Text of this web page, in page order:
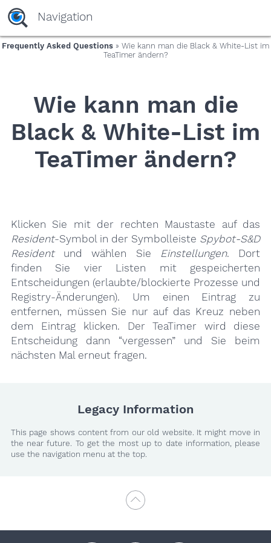
yaaaeag20
Navigation
Frequently Asked Questions » Wie kann man die Black & White-List im
TeaTimer ändern?
Wie kann man die
Black & White-List im
TeaTimer ändern?
Klicken Sie mit der rechten Maustaste auf das
Resident-Symbol in der Symbolleiste Spybot-S&D
Residentund wählen Sie Einstellungen. Dort
finden Sie vier Listen mit gespeicherten
Entscheidungen (erlaubte/blockierte Prozesse und
Registry-Änderungen). Um einen Eintrag zu
entfernen, müssen Sie nur auf das Kreuz neben
dem Eintrag klicken. Der TeaTimer wird diese
Entscheidung dann “vergessen” und Sie beim
nächsten Mal erneut fragen.
Legacy Information
This page shows content from our old website. It might move in
the near future. To get the most up to date information, please
use the navigation menu at the top.